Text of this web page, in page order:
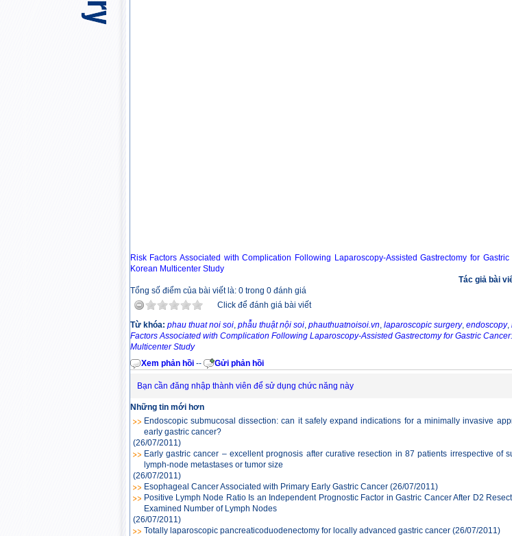
Risk Factors Associated with Complication Following Laparoscopy-Assisted Gastrectomy for
Korean Multicenter Study
Tác giả bài
Tổng số điểm của bài viết là: 0 trong 0 đánh giá
Click để đánh giá bài viết
Từ khóa: phau thuat noi soi, phẫu thuật nội soi, phauthuatnoisoi.vn, laparoscopic surgery, endoscopy,
Factors Associated with Complication Following Laparoscopy-Assisted Gastrectomy for Gastric
Multicenter Study
Xem phản hồi -- Gửi phản hồi
Bạn cần đăng nhập thành viên để sử dụng chức năng này
Những tin mới hơn
Endoscopic submucosal dissection: can it safely expand indications for a minimally invasive
early gastric cancer?
(26/07/2011)
Early gastric cancer – excellent prognosis after curative resection in 87 patients irrespective of
lymph-node metastases or tumor size
(26/07/2011)
Esophageal Cancer Associated with Primary Early Gastric Cancer (26/07/2011)
Positive Lymph Node Ratio Is an Independent Prognostic Factor in Gastric Cancer After D2
Examined Number of Lymph Nodes
(26/07/2011)
Totally laparoscopic pancreaticoduodenectomy for locally advanced gastric cancer (26/07/2011)